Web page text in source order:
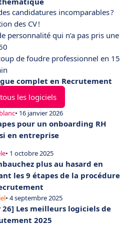
candidatures incomparables ?
des CV !
personnalité qui n’a pas pris une
de foudre professionnel en 15
complet en Recrutement
les logiciels
• 16 janvier 2026
pour un onboarding RH
en entreprise
• 1 octobre 2025
plus au hasard en
les 9 étapes de la procédure
• 4 septembre 2025
26] Les meilleurs logiciels de
2025